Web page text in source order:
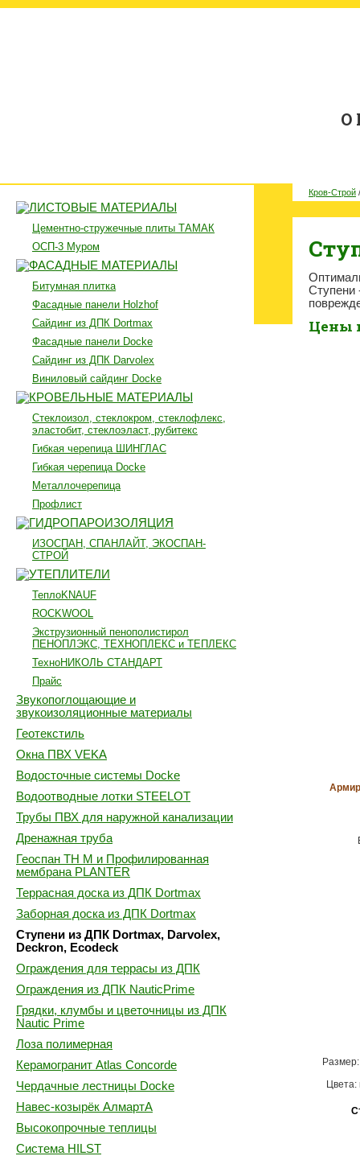
О
ЛИСТОВЫЕ МАТЕРИАЛЫ
Цементно-стружечные плиты ТАМАК
ОСП-3 Муром
ФАСАДНЫЕ МАТЕРИАЛЫ
Битумная плитка
Фасадные панели Holzhof
Сайдинг из ДПК Dortmax
Фасадные панели Docke
Сайдинг из ДПК Darvolex
Виниловый сайдинг Docke
КРОВЕЛЬНЫЕ МАТЕРИАЛЫ
Стеклоизол, стеклокром, стеклофлекс,
эластобит, стеклоэласт, рубитекс
Гибкая черепица ШИНГЛАС
Гибкая черепица Docke
Металлочерепица
Профлист
ГИДРОПАРОИЗОЛЯЦИЯ
ИЗОСПАН, СПАНЛАЙТ, ЭКОСПАН-
СТРОЙ
УТЕПЛИТЕЛИ
ТеплоKNAUF
ROCKWOOL
Экструзионный пенополистирол
ПЕНОПЛЭКС, ТЕХНОПЛЕКС и ТЕПЛЕКС
ТехноНИКОЛЬ СТАНДАРТ
Прайс
Звукопоглощающие и
звукоизоляционные материалы
Геотекстиль
Окна ПВХ VEKA
Водосточные системы Docke
Водоотводные лотки STEELOT
Трубы ПВХ для наружной канализации
Дренажная труба
Геоспан ТН М и Профилированная
мембрана PLANTER
Террасная доска из ДПК Dortmax
Заборная доска из ДПК Dortmax
Ступени из ДПК Dortmax, Darvolex,
Deckron, Ecodeck
Ограждения для террасы из ДПК
Ограждения из ДПК NauticPrime
Грядки, клумбы и цветочницы из ДПК
Nautic Prime
Лоза полимерная
Керамогранит Atlas Concorde
Чердачные лестницы Docke
Навес-козырёк АлмартА
Высокопрочные теплицы
Система HILST
Кров-Строй
Ступени
Цены